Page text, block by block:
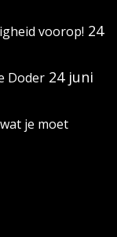
voorop! 24
Doder 24 juni
je moet